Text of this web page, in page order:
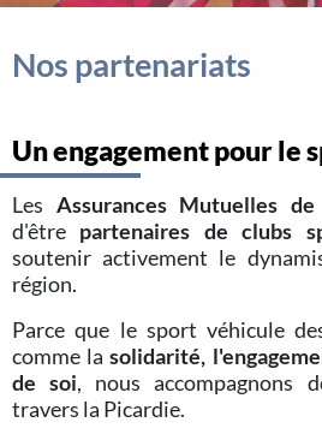
Nos partenariats
Un engagement pour le
Les Assurances Mutuelles
d'être partenaires de clubs
soutenir activement le
région.
Parce que le sport véhicule
comme lasolidarité,
de soi, nous accompagnons
travers la Picardie.